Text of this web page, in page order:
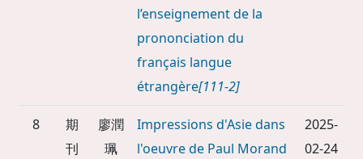
l’enseignement de la
prononciation du
français langue
étrangère[111-2]
8
期
刊
廖潤
珮
Impressions d'Asie dans
l'oeuvre de Paul Morand
2025-
02-24